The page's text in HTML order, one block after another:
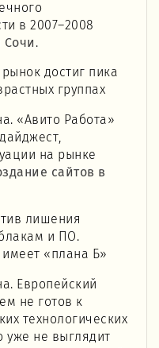
в 2007–2008
Сочи .
достиг пика
группах
«Авито Работа»
на рынке
сайтов в
лишения
и ПО.
«плана Б»
Европейский
не готов к
технологических
уже не выглядит